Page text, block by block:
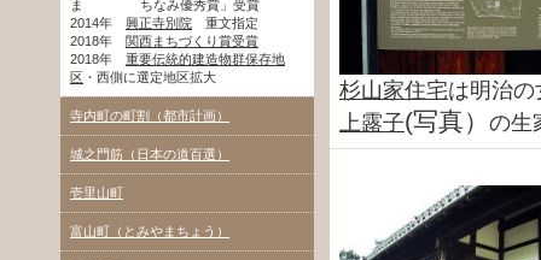
杉山家住宅は明治
上露子(写真） の生
ま ちなみ優秀賞」受賞
2014年 興正寺別院 重文指定
2018年 関西まちづくり賞受賞
2018年 重要伝統的建造物群保存地
区 ・西側に選定地区拡大
寺内町の町割（都市計画）
城之門筋（日本の道百選）
壱里山町
富山町（とみやまちょう）